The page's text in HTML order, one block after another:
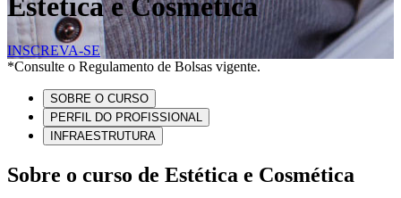
Estética e Cosmética
INSCREVA-SE
*Consulte o Regulamento de Bolsas vigente.
SOBRE O CURSO
PERFIL DO PROFISSIONAL
INFRAESTRUTURA
Sobre o curso de Estética e Cosmética